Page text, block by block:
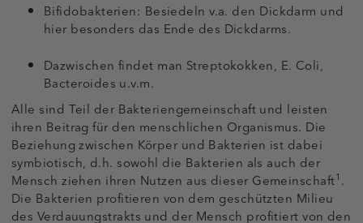
Bifidobakterien: Besiedeln v.a. den Dickdarm und
hier besonders das Ende des Dickdarms.
Dazwischen findet man Streptokokken, E. Coli,
Bacteroides u.v.m.
Alle sind Teil der Bakteriengemeinschaft und leisten
ihren Beitrag für den menschlichen Organismus. Die
Beziehung zwischen Körper und Bakterien ist dabei
symbiotisch, d.h. sowohl die Bakterien als auch der
Mensch ziehen ihren Nutzen aus dieser Gemeinschaft1 .
Die Bakterien profitieren von dem geschützten Milieu
des Verdauungstrakts und der Mensch profitiert von den